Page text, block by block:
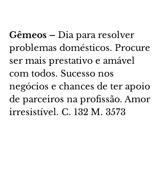
Gêmeos – Dia para resolver
problemas domésticos. Procure
ser mais prestativo e amável
com todos. Sucesso nos
negócios e chances de ter apoio
de parceiros na profissão. Amor
irresistível. C. 132 M. 3573